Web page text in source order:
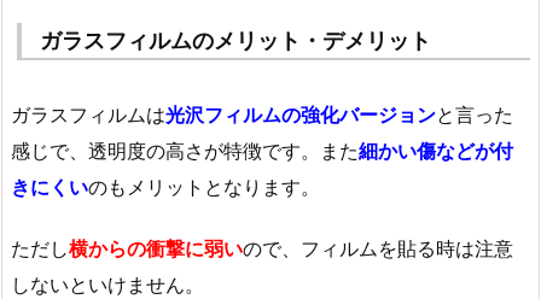
ガラスフィルムのメリット・デメリット
ガラスフィルムは光沢フィルムの強化バージョンと言った
感じで、透明度の高さが特徴です。また細かい傷などが付
きにくいのもメリットとなります。
ただし横からの衝撃に弱いので、フィルムを貼る時は注意
しないといけません。